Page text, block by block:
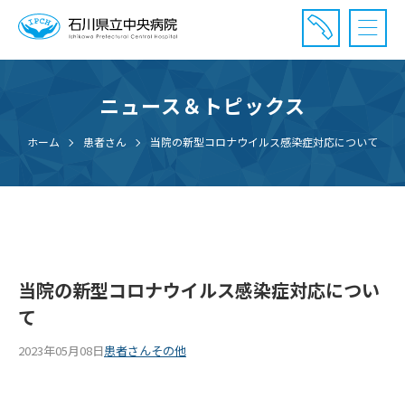
診療受付時間：午前8時20分〜午前11時20分まで
ニュース＆トピックス
ホーム 患者さん 当院の新型コロナウイルス感染症対応について
当院の新型コロナウイルス感染症対応につい
て
2023年05月08日患者さんその他